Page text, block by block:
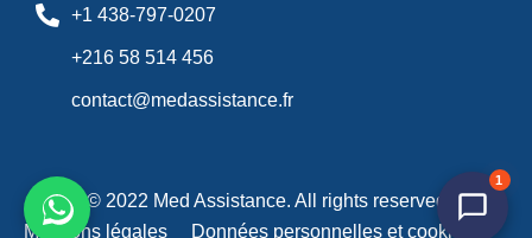
+1 438-797-0207
+216 58 514 456
contact@medassistance.fr
© 2022 Med Assistance. All rights reserved​
Mentions légales
Données personnelles et cookies
1